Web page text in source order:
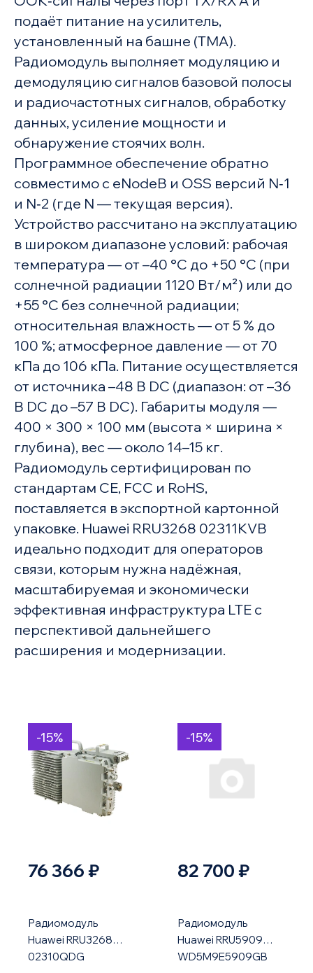
подаёт питание на усилитель,
установленный на башне (TMA).
Радиомодуль выполняет модуляцию и
демодуляцию сигналов базовой полосы
и радиочастотных сигналов, обработку
данных, усиление мощности и
обнаружение стоячих волн.
Программное обеспечение обратно
совместимо с eNodeB и OSS версий N‑1
и N‑2 (где N — текущая версия).
Устройство рассчитано на эксплуатацию
в широком диапазоне условий: рабочая
температура — от –40 °C до +50 °C (при
солнечной радиации 1120 Вт/м²) или до
+55 °C без солнечной радиации;
относительная влажность — от 5 % до
100 %; атмосферное давление — от 70
кПа до 106 кПа. Питание осуществляется
от источника –48 В DC (диапазон: от –36
В DC до –57 В DC). Габариты модуля —
400 × 300 × 100 мм (высота × ширина ×
глубина), вес — около 14–15 кг.
Радиомодуль сертифицирован по
стандартам CE, FCC и RoHS,
поставляется в экспортной картонной
упаковке. Huawei RRU3268 02311KVB
идеально подходит для операторов
связи, которым нужна надёжная,
масштабируемая и экономически
эффективная инфраструктура LTE с
перспективой дальнейшего
расширения и модернизации.
-15%
76 366 ₽
Радиомодуль
Huawei RRU3268
02310QDG
-15%
82 700 ₽
Радиомодуль
Huawei RRU5909
WD5M9E5909GB